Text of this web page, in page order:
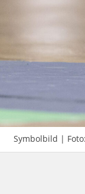
Werbung
Impressum
Symbolbild |